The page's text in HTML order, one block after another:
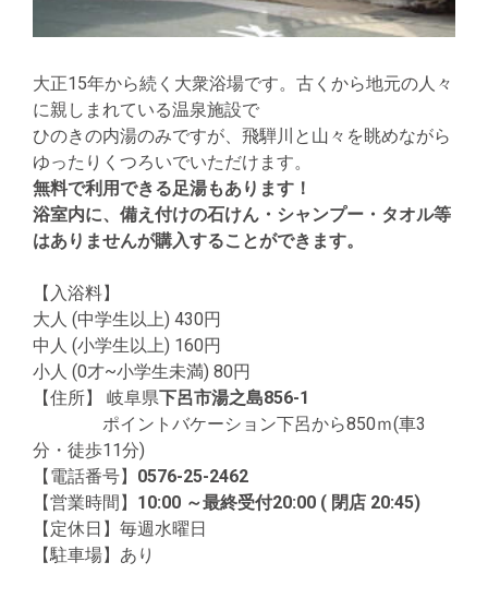
大正15年から続く大衆浴場です。古くから地元の人々
に親しまれている温泉施設で
ひのきの内湯のみですが、飛騨川と山々を眺めながら
ゆったりくつろいでいただけます。
無料で利用できる足湯もあります！
浴室内に、備え付けの石けん・シャンプー・タオル等
はありませんが購入することができます。
【入浴料】
大人 (中学生以上) 430円
中人 (小学生以上) 160円
小人 (0才~小学生未満) 80円
【住所】 岐阜県下呂市湯之島856-1
ポイントバケーション下呂から850ｍ(車3
分・徒歩11分)
【電話番号】 0576-25-2462
【営業時間】 10:00 ～最終受付20:00 ( 閉店 20:45)
【定休日】毎週水曜日
【駐車場】あり